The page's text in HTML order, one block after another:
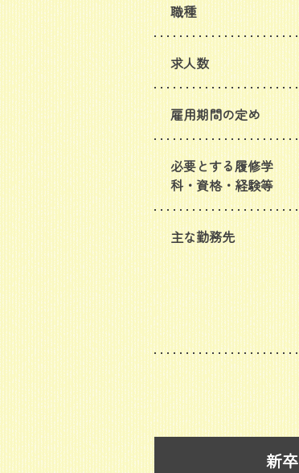
職種
求人数
雇用期間の定め
必要とする履修学
科・資格・経験等
主な勤務先
新卒